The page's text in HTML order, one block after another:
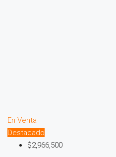
En Venta
Destacado
$2,966,500